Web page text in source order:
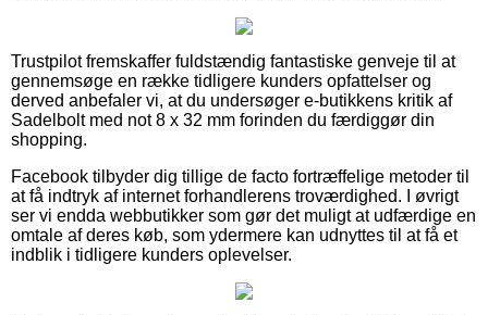
Trustpilot fremskaffer fuldstændig fantastiske genveje til at
gennemsøge en række tidligere kunders opfattelser og
derved anbefaler vi, at du undersøger e-butikkens kritik af
Sadelbolt med not 8 x 32 mm forinden du færdiggør din
shopping.
Facebook tilbyder dig tillige de facto fortræffelige metoder til
at få indtryk af internet forhandlerens troværdighed. I øvrigt
ser vi endda webbutikker som gør det muligt at udfærdige en
omtale af deres køb, som ydermere kan udnyttes til at få et
indblik i tidligere kunders oplevelser.